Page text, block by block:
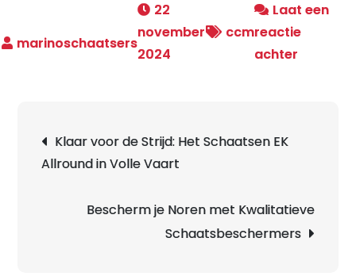
22
november
2024
ccm
Laat een
reactie
achter
voor
Klaar voor de Strijd: Het Schaatsen EK
Allround in Volle Vaart
Bescherm je Noren met Kwalitatieve
Schaatsbeschermers